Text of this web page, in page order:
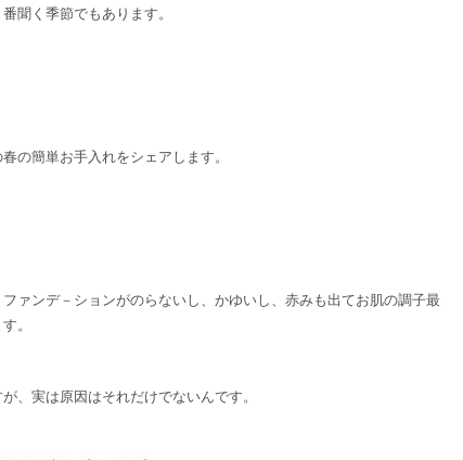
聞く季節でもあります。
の簡単お手入れをシェアします。
ァンデ－ションがのらないし、かゆいし、赤みも出てお肌の調子最
。
、実は原因はそれだけでないんです。